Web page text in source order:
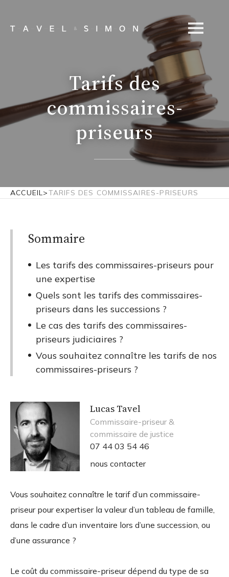
Tarifs des
commissaires-
priseurs
ACCUEIL>TARIFS DES COMMISSAIRES-PRISEURS
Sommaire
Les tarifs des commissaires-priseurs pour
une expertise
Quels sont les tarifs des commissaires-
priseurs dans les successions ?
Le cas des tarifs des commissaires-
priseurs judiciaires ?
Vous souhaitez connaître les tarifs de nos
commissaires-priseurs ?
Lucas Tavel
Commissaire-priseur &
commissaire de justice
07 44 03 54 46
nous contacter
Vous souhaitez connaître le tarif d’un commissaire-
priseur pour expertiser la valeur d’un tableau de famille,
dans le cadre d’un inventaire lors d’une succession, ou
d’une assurance ?
Le coût du commissaire-priseur dépend du type de sa